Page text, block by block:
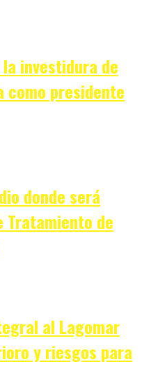
investidura de
como presidente
donde será
Tratamiento de
al Lagomar
y riesgos para